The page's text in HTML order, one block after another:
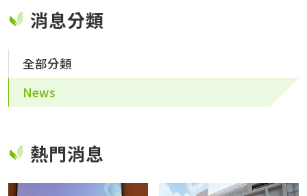
消息分類
全部分類
News
熱門消息